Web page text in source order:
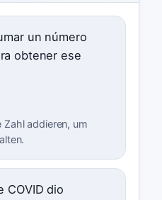
un número
obtener ese
Zahl addieren, um
COVID dio